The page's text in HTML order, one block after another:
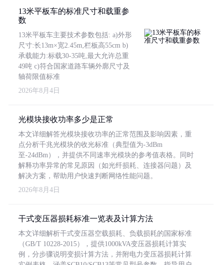
13米平板车的标准尺寸和载重参
数
13米平板车主要技术参数包括: a)外形
尺寸:长13m×宽2.45m,栏板高55cm b)
承载能力:标载30-35吨,最大允许总重
49吨 c)符合国家道路车辆外廓尺寸及
轴荷限值标准
2026年8月4日
光模块接收功率多少是正常
本文详细解答光模块接收功率的正常范围及影响因素，重
点分析千兆光模块的收光标准（典型值为-3dBm
至-24dBm），并提供不同速率光模块的参考值表格。同时
解释功率异常的常见原因（如光纤损耗、连接器问题）及
解决方案，帮助用户快速判断网络性能问题。
2026年8月4日
干式变压器损耗标准一览表及计算方法
本文详细解析干式变压器空载损耗、负载损耗的国家标准
（GB/T 10228-2015），提供1000kVA变压器损耗计算实
例，分步骤说明变损计算方法，并附电力变压器损耗计算